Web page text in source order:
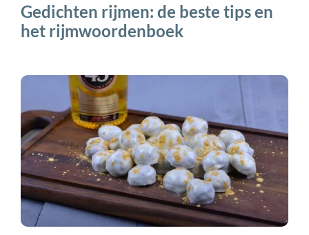
Gedichten rijmen: de beste tips en
het rijmwoordenboek